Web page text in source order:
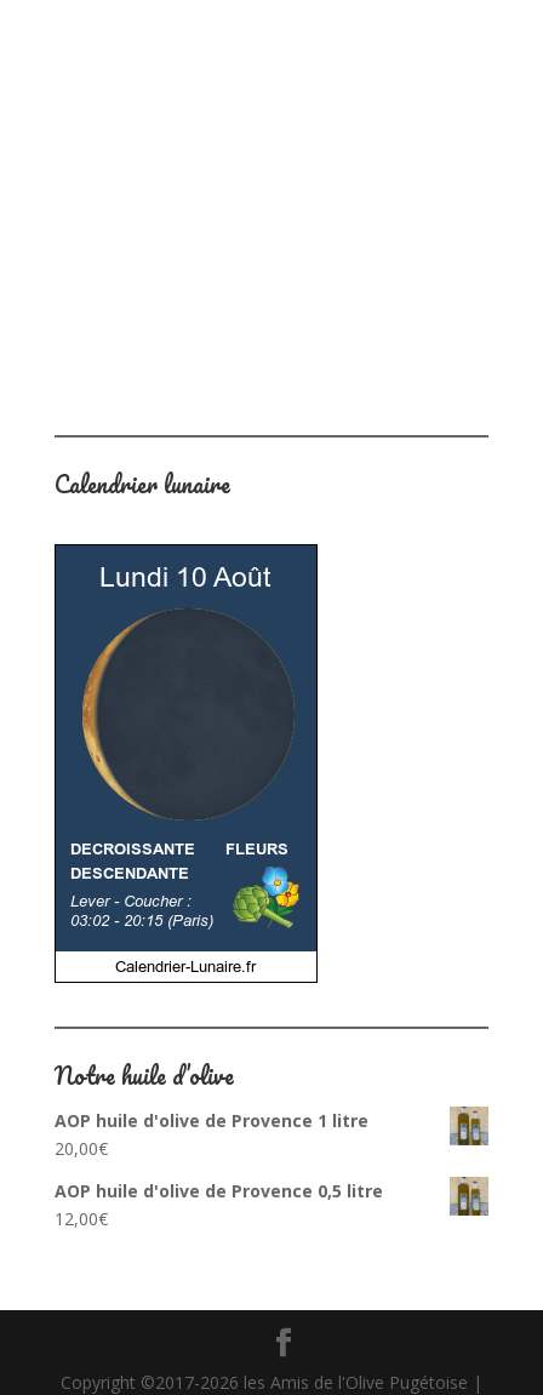
Calendrier lunaire
Notre huile d’olive
AOP huile d'olive de Provence 1 litre
20,00€
AOP huile d'olive de Provence 0,5 litre
12,00€
Copyright ©2017-2026 les Amis de l'Olive Pugétoise |